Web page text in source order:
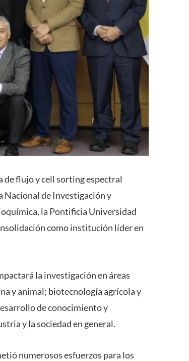
de flujo y cell sorting espectral
Nacional de Investigación y
la Pontificia Universidad
como institución líder en
la investigación en áreas
y animal; biotecnología agrícola y
de conocimiento y
y la sociedad en general.
numerosos esfuerzos para los